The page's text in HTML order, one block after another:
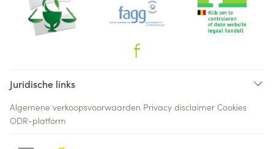
Juridische links
Algemene verkoopsvoorwaarden Privacy disclaimer Cookies
ODR-platform